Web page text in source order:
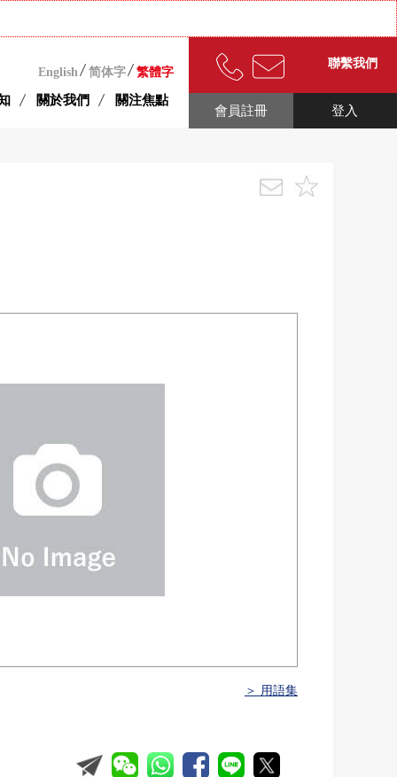
English 简体字 繁體字
關於我們 關注焦點
聯繫我們
登入
會員註冊
＞ 用語集